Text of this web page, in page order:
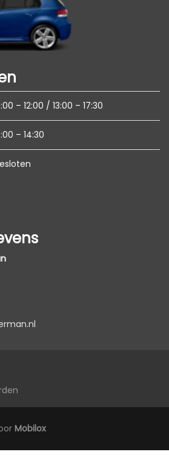
passagiersstoel
voor en achter
verstelbaar
voor
(kunst)leder
hoogte verstelbaar
met
– 12:00 / 13:00 – 17:30
– 14:30
Mobilox